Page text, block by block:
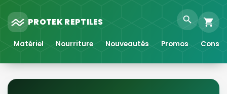
PROTEK REPTILES
Matériel Nourriture Nouveautés Promos
search shopping_cart